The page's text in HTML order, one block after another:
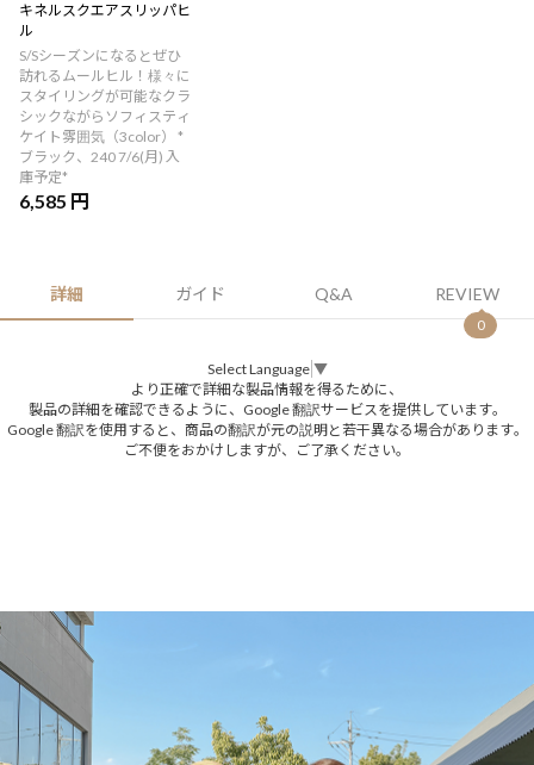
キネルスクエアスリッパヒ
ル
S/Sシーズンになるとぜひ
訪れるムールヒル！様々に
スタイリングが可能なクラ
シックながらソフィスティ
ケイト雰囲気（3color） *
ブラック、240 7/6(月) 入
庫予定*
6,585 円
詳細 ガイド Q&A REVIEW
0
Select Language ▼
より正確で詳細な製品情報を得るために、
製品の詳細を確認できるように、Google 翻訳サービスを提供しています。
Google 翻訳を使用すると、商品の翻訳が元の説明と若干異なる場合があります。
ご不便をおかけしますが、ご了承ください。